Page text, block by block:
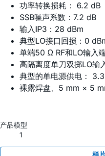
功率转换损耗： 6.2 dB
SSB噪声系数：7.2 dB
输入IP3：28 dBm
典型LO接口回损：0
单端50 Ω RF和LO输入
高隔离度单刀双掷LO输
典型的单电源供电：
裸露焊盘、5 mm × 5
产品模型
1